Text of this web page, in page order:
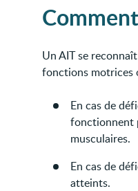
Un AIT se
fonctions motrices
En cas de
fonctionnent
musculaires.
En cas de
atteints.